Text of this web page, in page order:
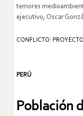
temores
ejecutivo, Oscar
CONFLICTO:
PERÚ
Población